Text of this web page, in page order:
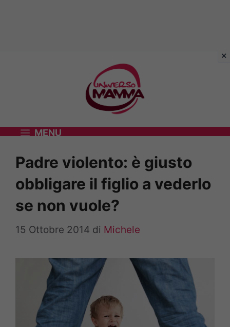
MENU
Padre violento: è giusto
obbligare il figlio a vederlo
se non vuole?
15 Ottobre 2014 di Michele